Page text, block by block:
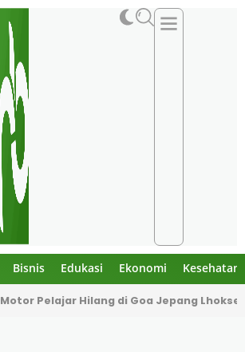
Bisnis Edukasi Ekonomi Kesehatan
Mengaku Polisi, Tiga Pria Diduga Culik